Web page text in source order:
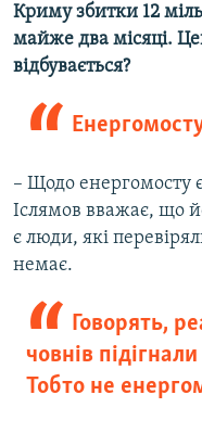
Криму збитки 12
майже два місяці.
відбувається?
– Щодо енергомосту
Іслямов вважає, що
є люди, які
немає.
Говорять,
човнів
Тобто не